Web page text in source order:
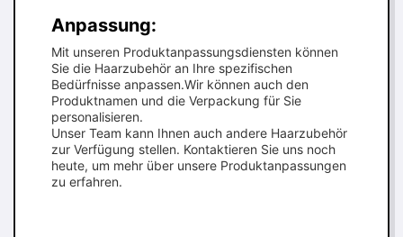
Anpassung:
Mit unseren Produktanpassungsdiensten können
Sie die Haarzubehör an Ihre spezifischen
Bedürfnisse anpassen.Wir können auch den
Produktnamen und die Verpackung für Sie
personalisieren.
Unser Team kann Ihnen auch andere Haarzubehör
zur Verfügung stellen. Kontaktieren Sie uns noch
heute, um mehr über unsere Produktanpassungen
zu erfahren.